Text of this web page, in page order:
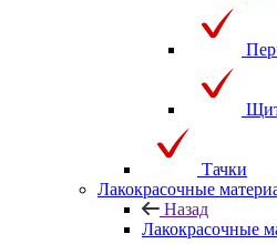
Тачки
Лакокрасочные
Назад
Лакокрасочные